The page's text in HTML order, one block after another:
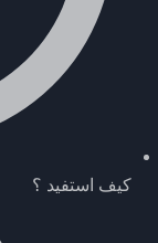
كيف استفيد ؟